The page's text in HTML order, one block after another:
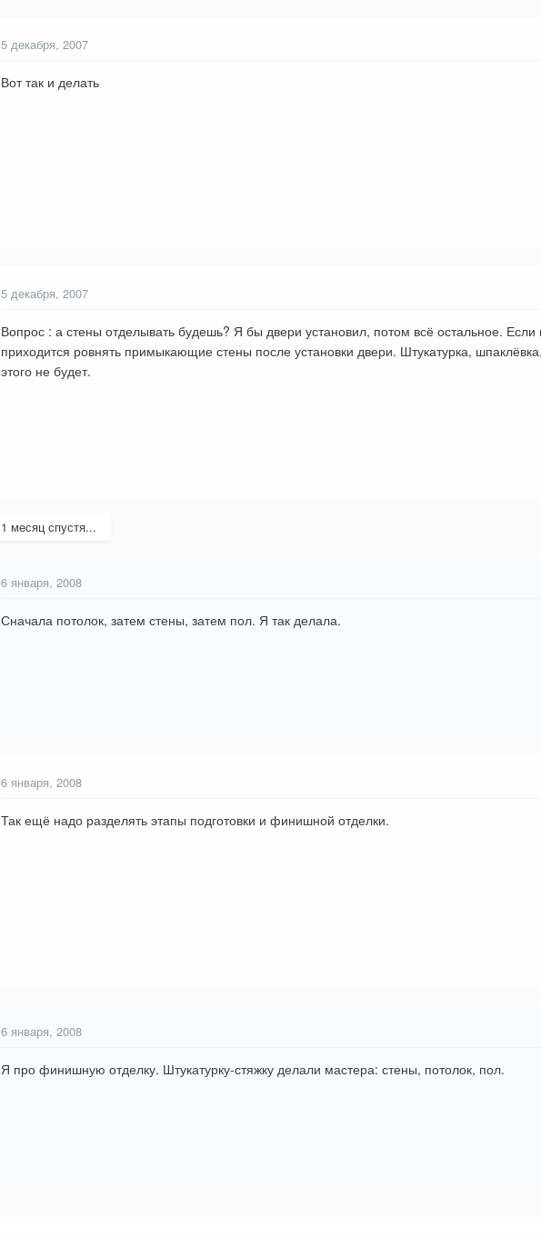
5 декабря, 2007
Вот так и делать
5 декабря, 2007
Вопрос : а стены отделывать будешь? Я бы двери установил, потом всё остальное.
приходится ровнять примыкающие стены после установки двери. Штукатурка,
этого не будет.
1 месяц спустя...
6 января, 2008
Сначала потолок, затем стены, затем пол. Я так делала.
6 января, 2008
Так ещё надо разделять этапы подготовки и финишной отделки.
6 января, 2008
Я про финишную отделку. Штукатурку-стяжку делали мастера: стены, потолок, пол.